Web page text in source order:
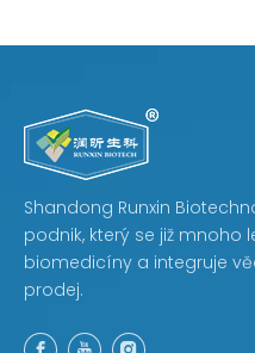
Shandong Runxin
podnik, který se již mnoho
biomedicíny a integruje
prodej.